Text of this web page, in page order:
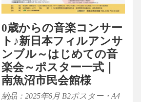
0歳からの音楽コンサー
ト♪新日本フィルアンサ
ンブル～はじめての音
楽会～ポスター一式｜
南魚沼市民会館様
納品：2025年6月 B2ポスター・A4